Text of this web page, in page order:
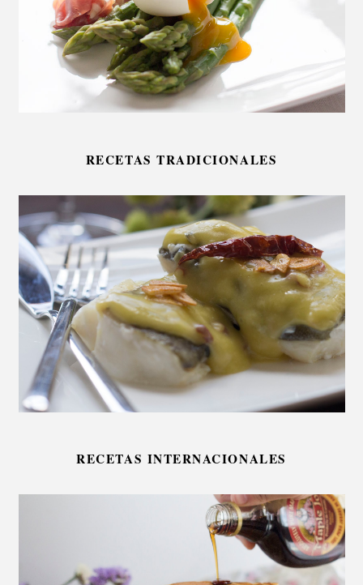
RECETAS TRADICIONALES
RECETAS INTERNACIONALES